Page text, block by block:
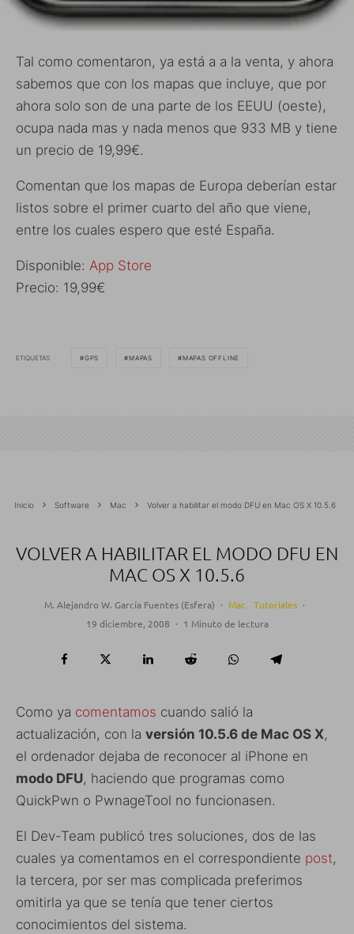
Tal como comentaron, ya está a a la venta, y ahora
sabemos que con los mapas que incluye, que por
ahora solo son de una parte de los EEUU (oeste),
ocupa nada mas y nada menos que 933 MB y tiene
un precio de 19,99€.
Comentan que los mapas de Europa deberían estar
listos sobre el primer cuarto del año que viene,
entre los cuales espero que esté España.
Disponible: App Store
Precio: 19,99€
ETIQUETAS GPS MAPAS MAPAS OFFLINE
Inicio Software Mac Volver a habilitar el modo DFU en Mac OS X 10.5.6
VOLVER A HABILITAR EL MODO DFU EN
MAC OS X 10.5.6
M. Alejandro W. García Fuentes (Esfera) · Mac Tutoriales ·
19 diciembre, 2008 · 1 Minuto de lectura
Como ya comentamos cuando salió la
actualización, con la versión 10.5.6 de Mac OS X,
el ordenador dejaba de reconocer al iPhone en
modo DFU, haciendo que programas como
QuickPwn o PwnageTool no funcionasen.
El Dev-Team publicó tres soluciones, dos de las
cuales ya comentamos en el correspondiente post,
la tercera, por ser mas complicada preferimos
omitirla ya que se tenía que tener ciertos
conocimientos del sistema.